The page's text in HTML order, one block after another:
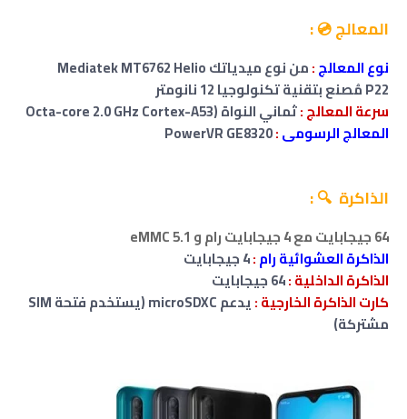
المعالج 💿 :
نوع المعالج:
من نوع ميدياتك Mediatek MT6762 Helio
P22 مُصنع بتقنية تكنولوجيا 12 نانومتر
سرعة المعالج :ثماني النواة (Octa-core 2.0 GHz Cortex-A53
المعالج الرسومى:
PowerVR GE8320
الذاكرة 🔍 :
64 جيجابايت مع 4 جيجابايت رام
و eMMC 5.1
الذاكرة العشوائية رام:4 جيجابايت
الذاكرة الداخلية :
كارت الذاكرة الخارجية :
يدعم microSDXC (يستخدم فتحة SIM
مشتركة)